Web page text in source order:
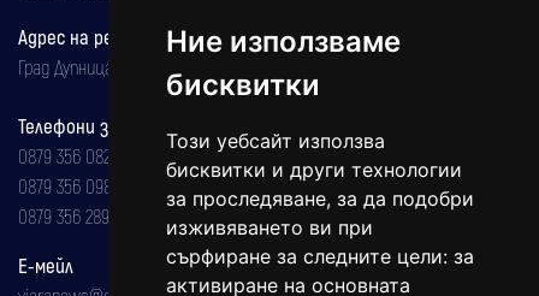
Ние използваме
бисквитки
Този уебсайт използва
бисквитки и други технологии
за проследяване, за да подобри
изживяването ви при
сърфиране за следните цели: за
активиране на основната
Адрес на редакцията
Град Дупница, ул.''Христо Ботев" 43
Телефони за реклама и абонаменти
0879 356 082
0879 356 098
0879 356 289
Е-мейл